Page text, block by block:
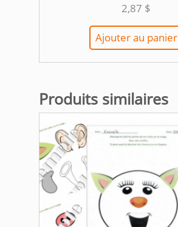
2,87 $
Ajouter au panier
Produits similaires